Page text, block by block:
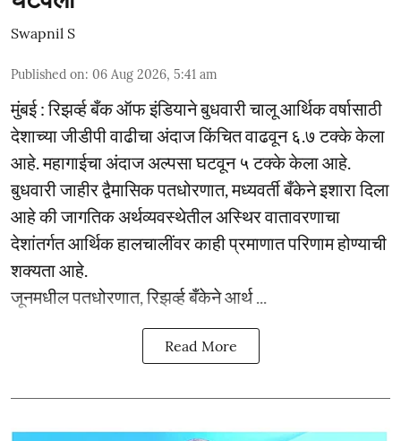
Swapnil S
Published on: 06 Aug 2026, 5:41 am
मुंबई : रिझर्व्ह बँक ऑफ इंडियाने बुधवारी चालू आर्थिक वर्षासाठी
देशाच्या जीडीपी वाढीचा अंदाज किंचित वाढवून ६.७ टक्के केला
आहे. महागाईचा अंदाज अल्पसा घटवून ५ टक्के केला आहे.
बुधवारी जाहीर द्वैमासिक पतधोरणात, मध्यवर्ती बँकेने इशारा दिला
आहे की जागतिक अर्थव्यवस्थेतील अस्थिर वातावरणाचा
देशांतर्गत आर्थिक हालचालींवर काही प्रमाणात परिणाम होण्याची
शक्यता आहे.
जूनमधील पतधोरणात, रिझर्व्ह बँकेने आर्थ ...
Read More